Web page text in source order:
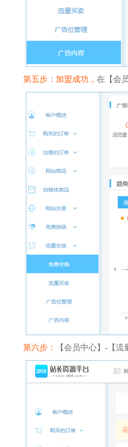
第五步：加盟成功， 在【会
第六步： 【会员中心】-【